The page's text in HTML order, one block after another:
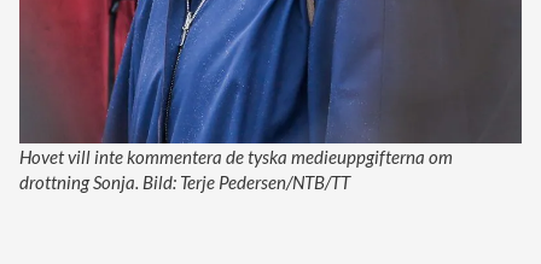
Hovet vill inte kommentera de tyska medieuppgifterna om
drottning Sonja. Bild: Terje Pedersen/NTB/TT